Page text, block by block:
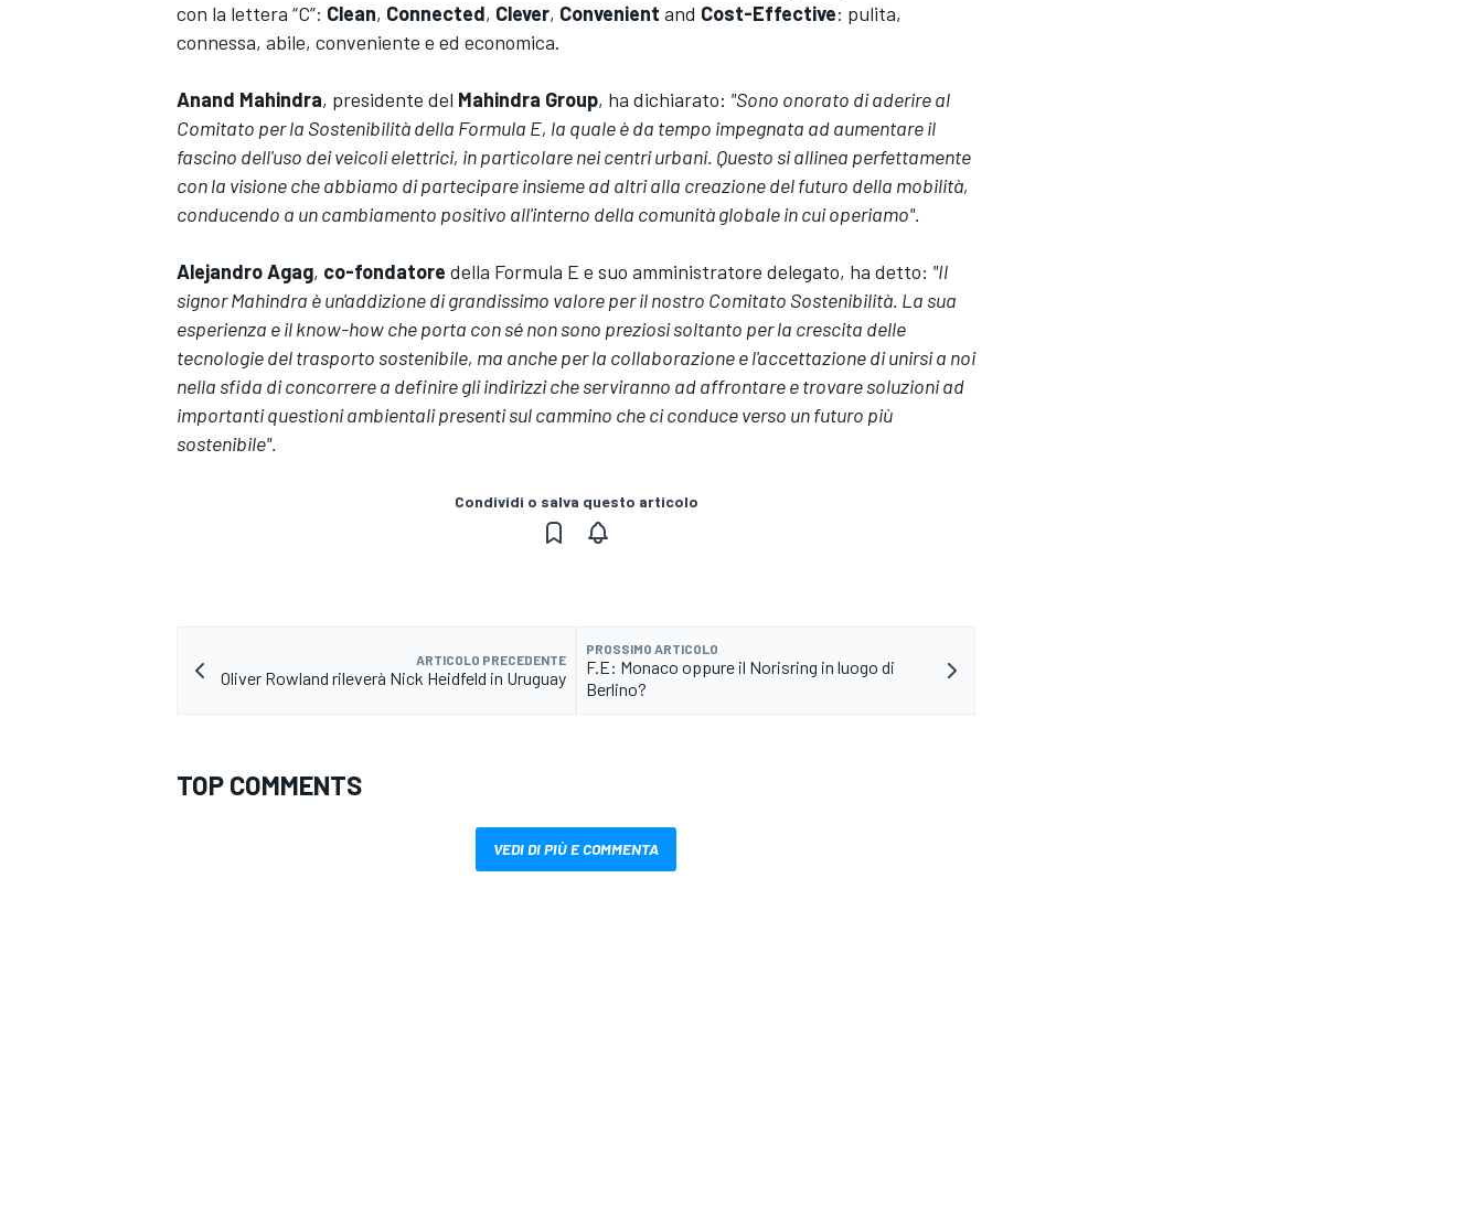
ENDURANCE/GT
con la lettera “C”: Clean, Connected, Clever, Convenient and Cost-Effective: pulita,
connessa, abile, conveniente e ed economica.
Anand Mahindra, presidente del Mahindra Group, ha dichiarato: "Sono onorato di aderire al
Comitato per la Sostenibilità della Formula E, la quale è da tempo impegnata ad aumentare il
fascino dell'uso dei veicoli elettrici, in particolare nei centri urbani. Questo si allinea perfettamente
con la visione che abbiamo di partecipare insieme ad altri alla creazione del futuro della mobilità,
conducendo a un cambiamento positivo all'interno della comunità globale in cui operiamo".
Alejandro Agag, co-fondatore della Formula E e suo amministratore delegato, ha detto: "Il
signor Mahindra è un'addizione di grandissimo valore per il nostro Comitato Sostenibilità. La sua
esperienza e il know-how che porta con sé non sono preziosi soltanto per la crescita delle
tecnologie del trasporto sostenibile, ma anche per la collaborazione e l'accettazione di unirsi a noi
nella sfida di concorrere a definire gli indirizzi che serviranno ad affrontare e trovare soluzioni ad
importanti questioni ambientali presenti sul cammino che ci conduce verso un futuro più
sostenibile".
Condividi o salva questo articolo
ARTICOLO PRECEDENTE
Oliver Rowland rileverà Nick Heidfeld in Uruguay
PROSSIMO ARTICOLO
F.E: Monaco oppure il Norisring in luogo di
Berlino?
TOP COMMENTS
VEDI DI PIÙ E COMMENTA